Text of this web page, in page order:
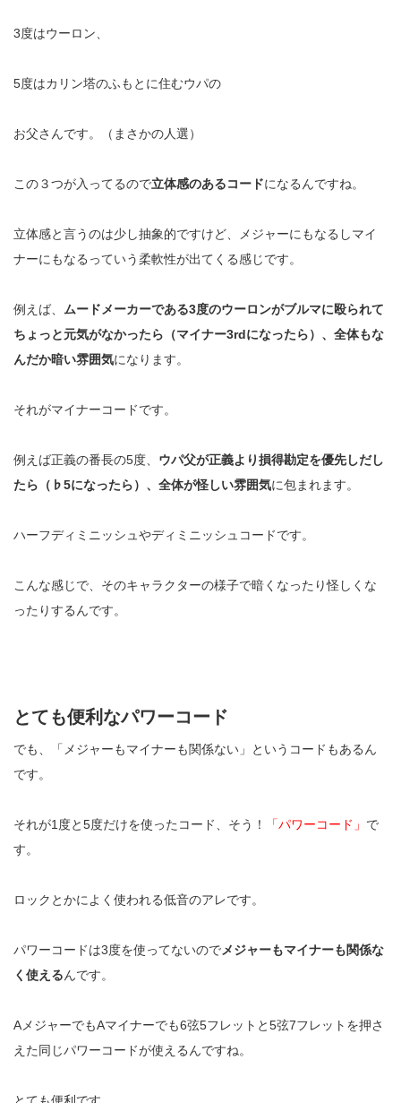
3度はウーロン、
5度はカリン塔のふもとに住むウパの
お父さんです。（まさかの人選）
この３つが入ってるので立体感のあるコードになるんですね。
立体感と言うのは少し抽象的ですけど、メジャーにもなるしマイ
ナーにもなるっていう柔軟性が出てくる感じです。
例えば、 ムードメーカーである3度のウーロンがブルマに殴られて
ちょっと元気がなかったら（マイナー3rdになったら）、全体もな
んだか暗い雰囲気になります。
それがマイナーコードです。
例えば正義の番長の5度、 ウパ父が正義より損得勘定を優先しだし
たら（♭5になったら）、全体が怪しい雰囲気に包まれます。
ハーフディミニッシュやディミニッシュコードです。
こんな感じで、そのキャラクターの様子で暗くなったり怪しくな
ったりするんです。
とても便利なパワーコード
でも、「メジャーもマイナーも関係ない」というコードもあるん
です。
それが1 度と5度だけを使ったコード、そう！ 「パワーコード」 で
す。
ロックとかによく使われる低音のアレです。
パワーコードは3度を使ってないのでメジャーもマイナーも関係な
く使えるんです。
A メジャーでもAマイナーでも6弦5フレットと5弦7フレットを押さ
えた同じパワーコードが使えるんですね。
とても便利です。